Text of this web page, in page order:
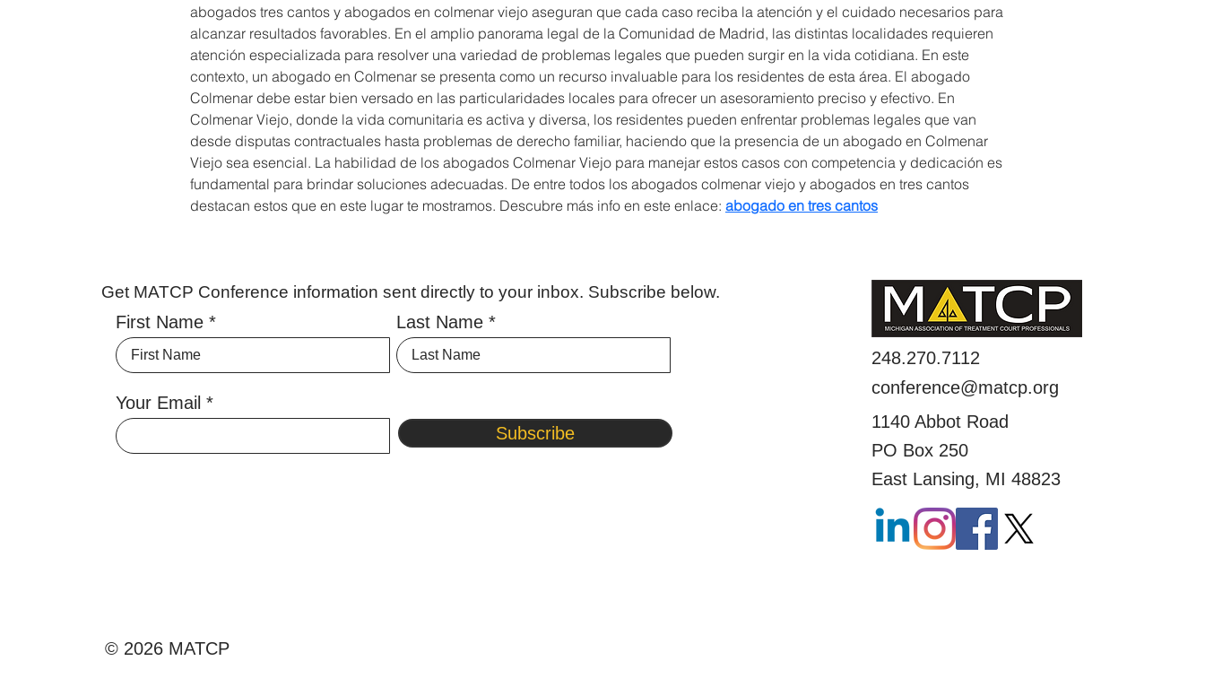
abogados tres cantos y abogados en colmenar viejo aseguran que cada caso reciba la atención y el cuidado necesarios para
alcanzar resultados favorables. En el amplio panorama legal de la Comunidad de Madrid, las distintas localidades requieren
atención especializada para resolver una variedad de problemas legales que pueden surgir en la vida cotidiana. En este
contexto, un abogado en Colmenar se presenta como un recurso invaluable para los residentes de esta área. El abogado
Colmenar debe estar bien versado en las particularidades locales para ofrecer un asesoramiento preciso y efectivo. En
Colmenar Viejo, donde la vida comunitaria es activa y diversa, los residentes pueden enfrentar problemas legales que van
desde disputas contractuales hasta problemas de derecho familiar, haciendo que la presencia de un abogado en Colmenar
Viejo sea esencial. La habilidad de los abogados Colmenar Viejo para manejar estos casos con competencia y dedicación es
fundamental para brindar soluciones adecuadas. De entre todos los abogados colmenar viejo y abogados en tres cantos
destacan estos que en este lugar te mostramos. Descubre más info en este enlace: abogado en tres cantos
Get MATCP Conference information sent directly to your inbox. Subscribe below.
First Name Last Name
Your Email
Subscribe
© 2026 MATCP
248.270.7112
conference@matcp.org
1140 Abbot Road
PO Box 250
East Lansing, MI 48823